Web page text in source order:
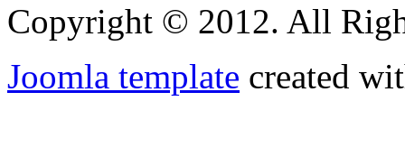
Copyright © 2012. All
Joomla template created